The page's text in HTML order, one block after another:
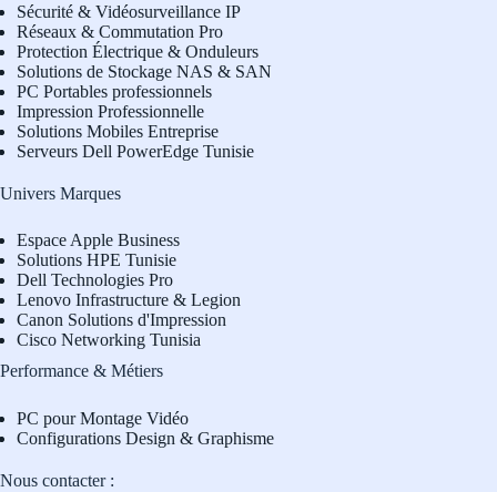
Sécurité & Vidéosurveillance IP
Réseaux & Commutation Pro
Protection Électrique & Onduleurs
Solutions de Stockage NAS & SAN
PC Portables professionnels
Impression Professionnelle
Solutions Mobiles Entreprise
Serveurs Dell PowerEdge Tunisie
Univers Marques
Espace Apple Business
Solutions HPE Tunisie
Dell Technologies Pro
Lenovo Infrastructure & Legion
Canon Solutions d'Impression
Cisco Networking Tunisia
Performance & Métiers
PC pour Montage Vidéo
Configurations Design & Graphisme
Nous contacter :